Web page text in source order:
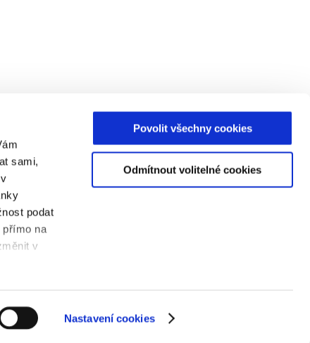
sami,
podat
přímo na
v
Nastavení cookies
Povolit všechny cookies
Odmítnout volitelné cookies
Umfang registriert.